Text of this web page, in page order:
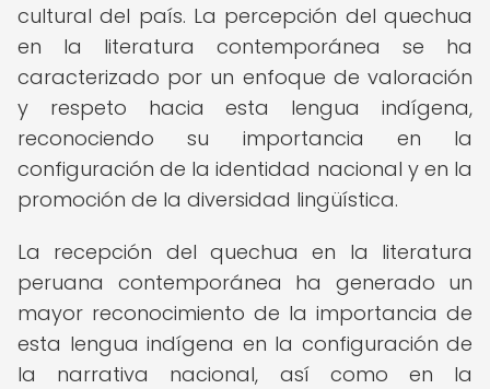
cultural del país. La percepción del quechua
en la literatura contemporánea se ha
caracterizado por un enfoque de valoración
y respeto hacia esta lengua indígena,
reconociendo su importancia en la
configuración de la identidad nacional y en la
promoción de la diversidad lingüística.
La recepción del quechua en la literatura
peruana contemporánea ha generado un
mayor reconocimiento de la importancia de
esta lengua indígena en la configuración de
la narrativa nacional, así como en la